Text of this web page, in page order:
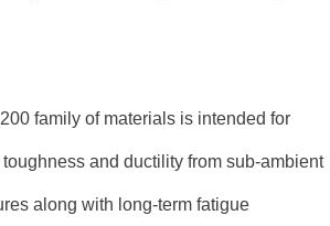
family of materials is intended for
and ductility from sub-ambient
along with long-term fatigue